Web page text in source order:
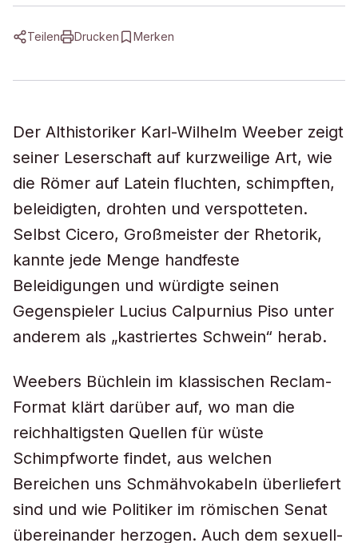
Teilen Drucken Merken
Der Althistoriker Karl-Wilhelm Weeber zeigt
seiner Leserschaft auf kurzweilige Art, wie
die Römer auf Latein fluchten, schimpften,
beleidigten, drohten und verspotteten.
Selbst Cicero, Großmeister der Rhetorik,
kannte jede Menge handfeste
Beleidigungen und würdigte seinen
Gegenspieler Lucius Calpurnius Piso unter
anderem als „kastriertes Schwein“ herab.
Weebers Büchlein im klassischen Reclam-
Format klärt darüber auf, wo man die
reichhaltigsten Quellen für wüste
Schimpfworte findet, aus welchen
Bereichen uns Schmähvokabeln überliefert
sind und wie Politiker im römischen Senat
übereinander herzogen. Auch dem sexuell-